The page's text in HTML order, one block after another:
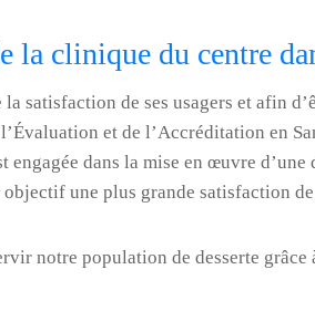
la clinique du centre
satisfaction de ses usagers et afin
et de l’Accréditation en
engagée dans la mise en œuvre
une plus grande satisfaction
notre population de desserte grâce